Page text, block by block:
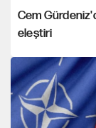
Cem
eleştiri